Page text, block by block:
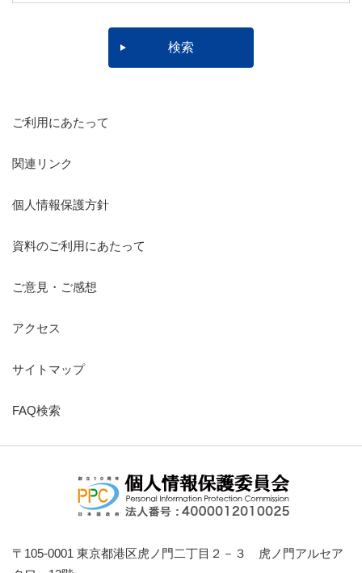
ご利用にあたって
関連リンク
個人情報保護方針
資料のご利用にあたって
ご意見・ご感想
アクセス
サイトマップ
FAQ検索
〒105-0001 東京都港区虎ノ門二丁目２－３ 虎ノ門アルセア